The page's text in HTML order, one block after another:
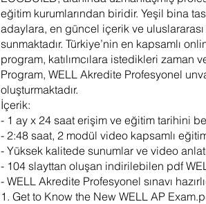
eğitim kurumlarından biridir. Yeşil bina
adaylara, en güncel içerik ve
sunmaktadır. Türkiye’nin en kapsamlı
program, katılımcılara istedikleri zaman
Program, WELL Akredite Profesyonel
oluşturmaktadır.
İçerik:
- 1 ay x 24 saat erişim ve eğitim tarihini
- 2:48 saat, 2 modül video kapsamlı
- Yüksek kalitede sunumlar ve video
- 104 slayttan oluşan indirilebilen pdf
- WELL Akredite Profesyonel sınavı
1. Get to Know the New WELL AP